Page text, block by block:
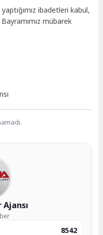
ibadetleri kabul,
mübarek
8542